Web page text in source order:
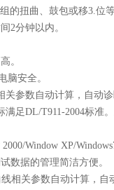
的扭曲、鼓包或移3.位等
2分钟以内。
。
脑安全。
参数自动计算，自动
足DL/T911-2004标准
Window XP/
数据的管理简洁方便。
相关参数自动计算，自